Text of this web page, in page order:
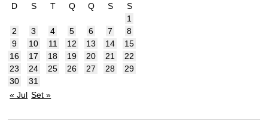
D S T Q Q S
S
1
2
3 4 5 6 7
8
9
10 11 12 13 14
15
16
17 18 19 20 21
22
23
24 25 26 27 28
29
30
31
« Jul Set »